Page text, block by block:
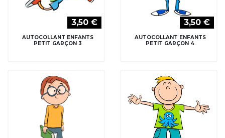
3,50 €
AUTOCOLLANT ENFANTS
PETIT GARÇON 3
3,50 €
AUTOCOLLANT ENFANTS
PETIT GARÇON 4